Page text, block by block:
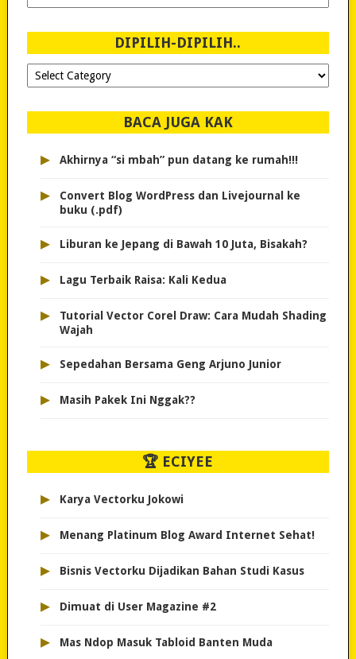
Sejak
DIPILIH-DIPILIH..
Dipilih-
dipilih..
BACA JUGA KAK
▸ Akhirnya “si mbah” pun datang ke rumah!!!
▸
Convert Blog WordPress dan Livejournal ke
buku (.pdf)
▸ Liburan ke Jepang di Bawah 10 Juta, Bisakah?
▸ Lagu Terbaik Raisa: Kali Kedua
▸
Tutorial Vector Corel Draw: Cara Mudah Shading
Wajah
▸ Sepedahan Bersama Geng Arjuno Junior
▸ Masih Pakek Ini Nggak??
🏆 ECIYEE
▸ Karya Vectorku Jokowi
▸ Menang Platinum Blog Award Internet Sehat!
▸ Bisnis Vectorku Dijadikan Bahan Studi Kasus
▸ Dimuat di User Magazine #2
▸ Mas Ndop Masuk Tabloid Banten Muda